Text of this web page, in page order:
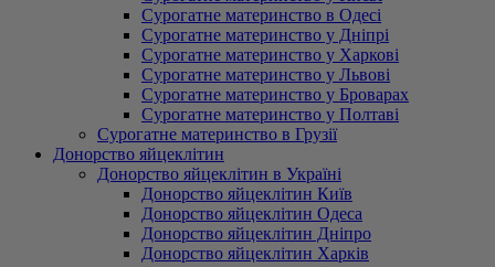
Сурогатне материнство в Одесі
Сурогатне материнство у Дніпрі
Сурогатне материнство у Харкові
Сурогатне материнство у Львові
Сурогатне материнство у Броварах
Сурогатне материнство у Полтаві
Сурогатне материнство в Грузії
Донорство яйцеклітин
Донорство яйцеклітин в Україні
Донорство яйцеклітин Київ
Донорство яйцеклітин Одеса
Донорство яйцеклітин Дніпро
Донорство яйцеклітин Харків